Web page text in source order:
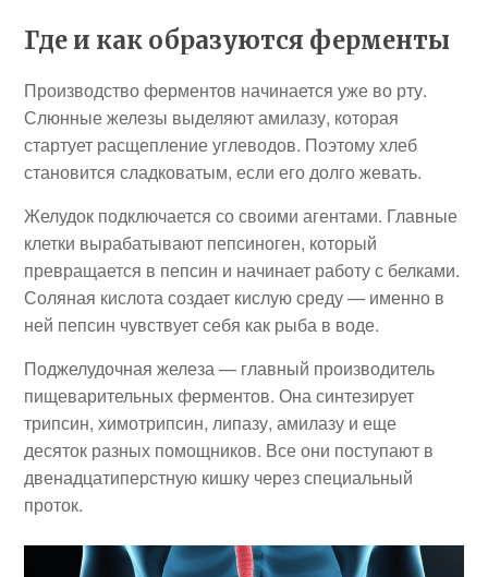
Где и как образуются ферменты
Производство ферментов начинается уже во рту.
Слюнные железы выделяют амилазу, которая
стартует расщепление углеводов. Поэтому хлеб
становится сладковатым, если его долго жевать.
Желудок подключается со своими агентами. Главные
клетки вырабатывают пепсиноген, который
превращается в пепсин и начинает работу с белками.
Соляная кислота создает кислую среду — именно в
ней пепсин чувствует себя как рыба в воде.
Поджелудочная железа — главный производитель
пищеварительных ферментов. Она синтезирует
трипсин, химотрипсин, липазу, амилазу и еще
десяток разных помощников. Все они поступают в
двенадцатиперстную кишку через специальный
проток.